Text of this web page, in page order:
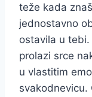
teže kada
jednostavno
ostavila u
prolazi srce
u vlastitim
svakodnevicu.